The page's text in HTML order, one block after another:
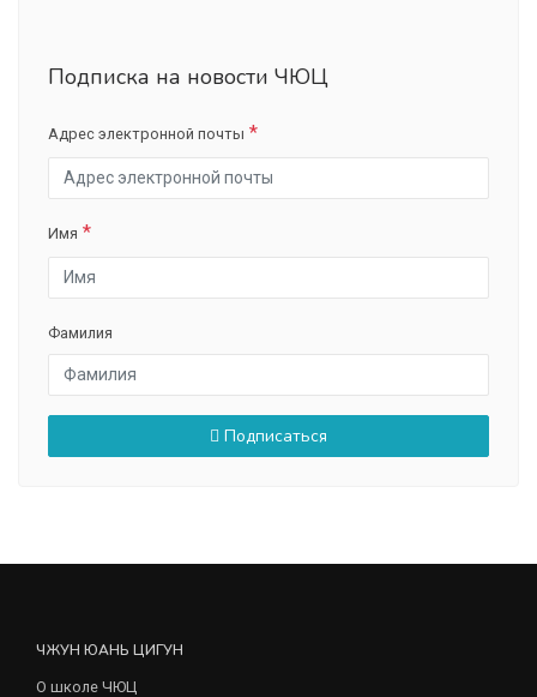
Подписка на новости ЧЮЦ
Адрес электронной почты
Имя
Фамилия
Подписаться
ЧЖУН ЮАНЬ ЦИГУН
О школе ЧЮЦ